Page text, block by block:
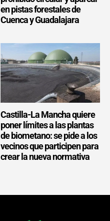
en pistas forestales de
Cuenca y Guadalajara
Castilla-La Mancha quiere
poner límites a las plantas
de biometano: se pide a los
vecinos que participen para
crear la nueva normativa